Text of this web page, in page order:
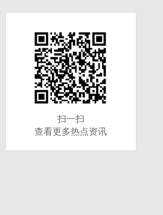
扫一扫
查看更多热点资讯
扫一扫
查看更多热点资讯